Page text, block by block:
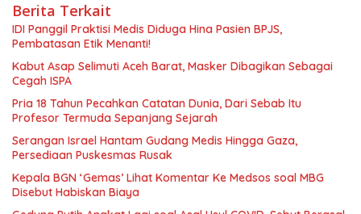
Berita Terkait
IDI Panggil Praktisi Medis Diduga Hina Pasien BPJS,
Pembatasan Etik Menanti!
Kabut Asap Selimuti Aceh Barat, Masker Dibagikan Sebagai
Cegah ISPA
Pria 18 Tahun Pecahkan Catatan Dunia, Dari Sebab Itu
Profesor Termuda Sepanjang Sejarah
Serangan Israel Hantam Gudang Medis Hingga Gaza,
Persediaan Puskesmas Rusak
Kepala BGN ‘Gemas’ Lihat Komentar Ke Medsos soal MBG
Disebut Habiskan Biaya